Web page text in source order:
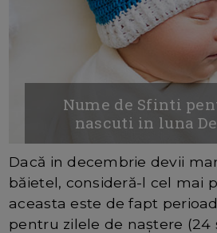
Nume de Sfinti
nascuti in luna
Dacă in decembrie devii
băietel, consideră-l cel mai
aceasta este de fapt
pentru zilele de naștere (24